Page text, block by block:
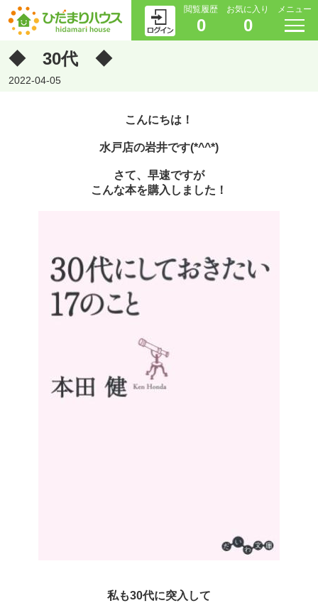
閲覧履歴
0
お気に入り
0
メニュー
◆ 30代 ◆
2022-04-05
こんにちは！
水戸店の岩井です(*^^*)
さて、早速ですが
こんな本を購入しました！
私も30代に突入して